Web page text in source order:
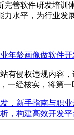
完善软件研发培训
力水平，为行业发
年龄画像做软件
有侵权违规内容
一经核实，将第一
，新手指南与职业
，构建高效开发